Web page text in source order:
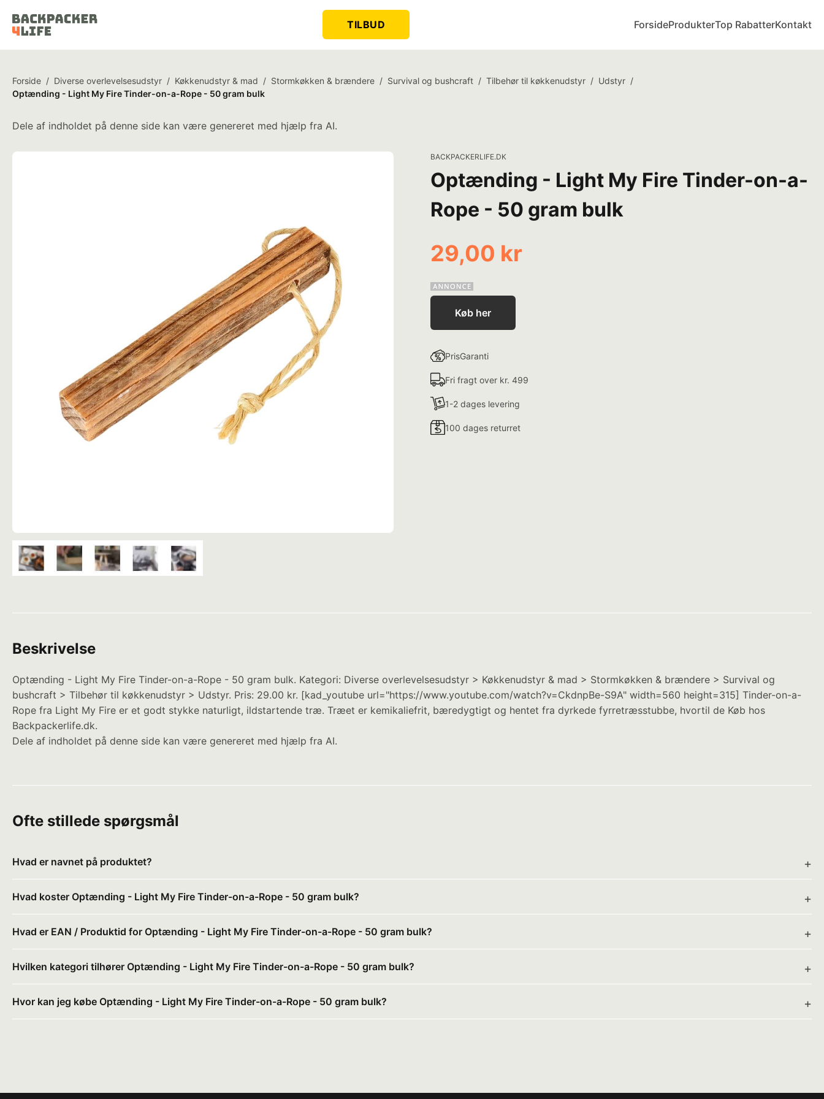
TILBUD ForsideProdukterTop RabatterKontakt
Forside / Diverse overlevelsesudstyr / Køkkenudstyr & mad / Stormkøkken & brændere / Survival og bushcraft / Tilbehør til køkkenudstyr / Udstyr /
Optænding - Light My Fire Tinder-on-a-Rope - 50 gram bulk
Dele af indholdet på denne side kan være genereret med hjælp fra AI.
BACKPACKERLIFE.DK
Optænding - Light My Fire Tinder-on-a-
Rope - 50 gram bulk
29,00 kr
Køb her
PrisGaranti
Fri fragt over kr. 499
1-2 dages levering
100 dages returret
Beskrivelse
Optænding - Light My Fire Tinder-on-a-Rope - 50 gram bulk. Kategori: Diverse overlevelsesudstyr > Køkkenudstyr & mad > Stormkøkken & brændere > Survival og
bushcraft > Tilbehør til køkkenudstyr > Udstyr. Pris: 29.00 kr. [kad_youtube url="https://www.youtube.com/watch?v=CkdnpBe-S9A" width=560 height=315] Tinder-on-a-
Rope fra Light My Fire er et godt stykke naturligt, ildstartende træ. Træet er kemikaliefrit, bæredygtigt og hentet fra dyrkede fyrretræsstubbe, hvortil de Køb hos
Backpackerlife.dk.
Dele af indholdet på denne side kan være genereret med hjælp fra AI.
Ofte stillede spørgsmål
Hvad er navnet på produktet?
Hvad koster Optænding - Light My Fire Tinder-on-a-Rope - 50 gram bulk?
Hvad er EAN / Produktid for Optænding - Light My Fire Tinder-on-a-Rope - 50 gram bulk?
Hvilken kategori tilhører Optænding - Light My Fire Tinder-on-a-Rope - 50 gram bulk?
Hvor kan jeg købe Optænding - Light My Fire Tinder-on-a-Rope - 50 gram bulk?